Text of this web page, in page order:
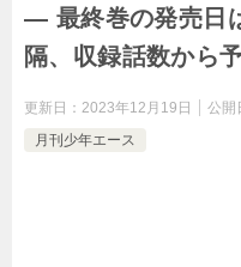
― 最終巻の発売日
隔、収録話数から
更新日： 2023年12月19日 公開
月刊少年エース